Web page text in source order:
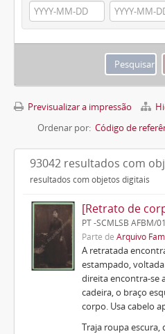
Previsualizar a impressão
Ordenar por: Código de
93042 resultados com
resultados com objetos digitais
PT -SCMLSB AFBM/
Parte de Arquivo
A retratada
estampado,
direita encontra-se
cadeira, o braço
corpo. Usa cabelo
Traja roupa escura,